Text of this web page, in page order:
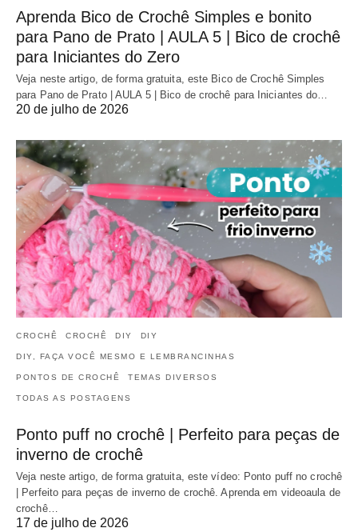
Aprenda Bico de Crochê Simples e bonito
para Pano de Prato | AULA 5 | Bico de crochê
para Iniciantes do Zero
Veja neste artigo, de forma gratuita, este Bico de Crochê Simples
para Pano de Prato | AULA 5 | Bico de crochê para Iniciantes do…
20 de julho de 2026
CROCHÊ CROCHÊ DIY DIY
DIY, FAÇA VOCÊ MESMO E LEMBRANCINHAS
PONTOS DE CROCHÊ TEMAS DIVERSOS
TODAS AS POSTAGENS
Ponto puff no crochê | Perfeito para peças de
inverno de crochê
Veja neste artigo, de forma gratuita, este vídeo: Ponto puff no crochê
| Perfeito para peças de inverno de crochê. Aprenda em videoaula de
crochê…
17 de julho de 2026